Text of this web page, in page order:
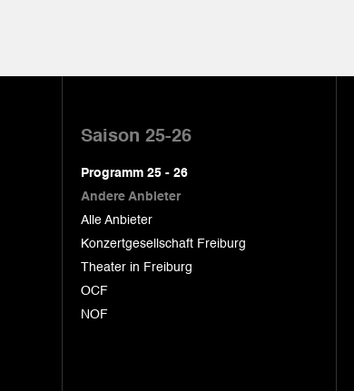
Saison 25-26
Programm 25 - 26
Andere Anbieter
Alle Anbieter
Konzertgesellschaft Freiburg
Theater in Freiburg
OCF
NOF